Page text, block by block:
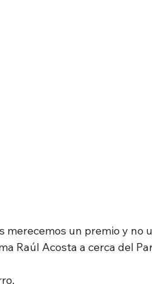
merecemos un premio y no
Raúl Acosta a cerca del